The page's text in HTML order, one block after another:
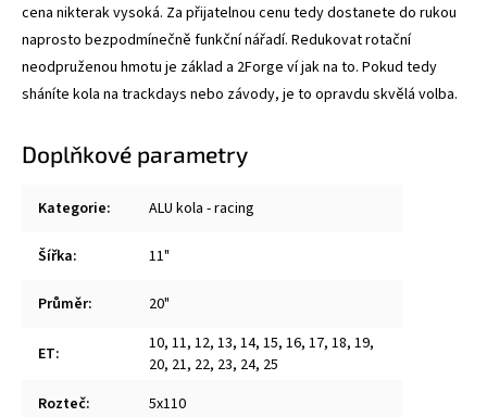
cena nikterak vysoká. Za přijatelnou cenu tedy dostanete do rukou
naprosto bezpodmínečně funkční nářadí. Redukovat rotační
neodpruženou hmotu je základ a 2Forge ví jak na to. Pokud tedy
sháníte kola na trackdays nebo závody, je to opravdu skvělá volba.
Doplňkové parametry
Kategorie: ALU kola - racing
Šířka: 11"
Průměr: 20"
ET: 10, 11, 12, 13, 14, 15, 16, 17, 18, 19,
20, 21, 22, 23, 24, 25
Rozteč: 5x110